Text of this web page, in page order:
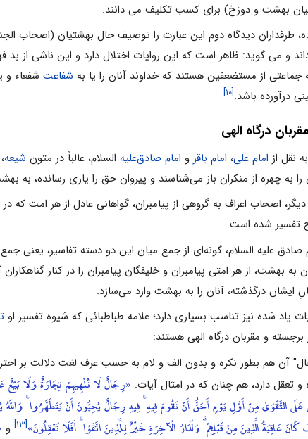
بهشت و دوزخ) برای کسب تکلیف می دانند.
طرفداران دیدگاه دوم این عبارت را توصیف حال بهشتیان (اصحاب
و می گوید: ظاهر است که این روایات اختلال دارد و این ناشی از
جماعتى از مستضعفین هستند که خداوند آنان را یا به شفاعت شفعاء و
درآورده باشد.[۱۰]
درگاه الهی
نقل‌ از امام‌ على‌، امام‌ باقر و امام‌ صادق‌علیه السلام، غالباً در متون‌ شیعه
را به‌ چهره‌ از منکران‌ باز مى‌شناسند و پیروان‌ حق‌ را یاری‌ رسانده‌، به‌
دیگر، اصحاب‌ اعراف‌ به‌ گروهى‌ از پیامبران‌، گواهانى‌ عادل‌ از هر امت‌ که‌
تفسیر شده‌ است‌.
صادق‌ علیه السلام، گونه‌ای‌ از جمع‌ میان‌ این‌ دو دسته‌ تفاسیر، یعنى‌
به‌ بهشت‌، از هر امتى‌ پیامبران‌ و خلیفگان‌ پیامبران‌ را در کنار
ایشان‌ درگذشته‌، آنان‌ را به‌ بهشت‌ وارد مى‌سازد.
یاد شده نیز تناسب بسیاری دارد؛ علامه طباطبائی که شیوه تفسیر او
برجسته و مقربان درگاه الهی هستند:
آن هم بطور نکره و بدون الف و لام به حسب عرف لغت دلالت بر
و تعقل دارد، هم چنان که در امثال آیات: «رِجَالٌ لَا تُلْهِيهِمْ تِجَارَةٌ وَلَا بَيْعٌ
التَّقْوَىٰ مِنْ أَوَّلِ يَوْمٍ أَحَقُّ أَنْ تَقُومَ فِيهِ ۚ فِيهِ رِجَالٌ يُحِبُّونَ أَنْ يَتَطَهَّرُوا
عَاقِبَةُ الَّذِينَ مِنْ قَبْلِهِمْ ۗ وَلَدَارُ الْآخِرَةِ خَيْرٌ لِلَّذِينَ اتَّقَوْا ۗ أَفَلَا تَعْقِلُونَ»[۱۳] و